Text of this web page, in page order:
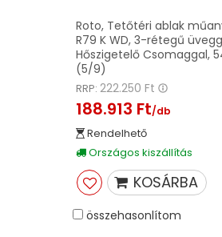
Roto, Tetőtéri ablak
R79 K WD, 3-rétegű
Hőszigetelő Csomaggal,
(5/9)
RRP: 222.250 Ft
188.913 Ft/db
Rendelhető
Országos kiszállítás
KOSÁRBA
összehasonlítom